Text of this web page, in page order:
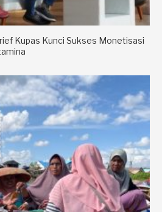
Kupas Kunci Sukses Monetisasi